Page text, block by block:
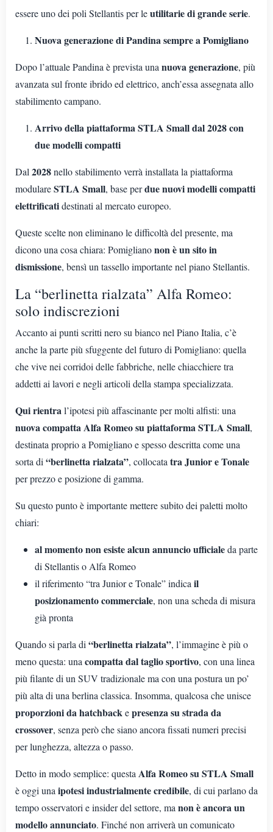
essere uno dei poli Stellantis per leutilitarie di grande serie.
Nuova generazione di Pandina sempre a Pomigliano
Dopo l’attuale Pandina è prevista una nuova generazione, più
avanzata sul fronte ibrido ed elettrico, anch’essa assegnata allo
stabilimento campano.
Arrivo della piattaforma STLA Small dal 2028 con
due modelli compatti
Dal 2028nello stabilimento verrà installata la piattaforma
modulareSTLA Small, base perdue nuovi modelli compatti
elettrificatidestinati al mercato europeo.
Queste scelte non eliminano le difficoltà del presente, ma
dicono una cosa chiara: Pomiglianonon è un sito in
dismissione, bensì un tassello importante nel piano Stellantis.
La “berlinetta rialzata” Alfa Romeo:
solo indiscrezioni
Accanto ai punti scritti nero su bianco nel Piano Italia, c’è
anche la parte più sfuggente del futuro di Pomigliano: quella
che vive nei corridoi delle fabbriche, nelle chiacchiere tra
addetti ai lavori e negli articoli della stampa specializzata.
Qui rientral’ipotesi più affascinante per molti alfisti: una
nuova compatta Alfa Romeo su piattaforma STLA Small,
destinata proprio a Pomigliano e spesso descritta come una
sorta di “berlinetta rialzata”, collocata tra Junior e Tonale
per prezzo e posizione di gamma.
Su questo punto è importante mettere subito dei paletti molto
chiari:
al momento non esiste alcun annuncio ufficialeda parte
di Stellantis o Alfa Romeo
il riferimento “tra Junior e Tonale” indica il
posizionamento commerciale, non una scheda di misura
già pronta
Quando si parla di “berlinetta rialzata”, l’immagine è più o
meno questa: una compatta dal taglio sportivo, con una linea
più filante di un SUV tradizionale ma con una postura un po’
più alta di una berlina classica. Insomma, qualcosa che unisce
proporzioni da hatchbackepresenza su strada da
crossover, senza però che siano ancora fissati numeri precisi
per lunghezza, altezza o passo.
Detto in modo semplice: questa Alfa Romeo su STLA Small
è oggi una ipotesi industrialmente credibile, di cui parlano da
tempo osservatori e insider del settore, ma non è ancora un
modello annunciato. Finché non arriverà un comunicato